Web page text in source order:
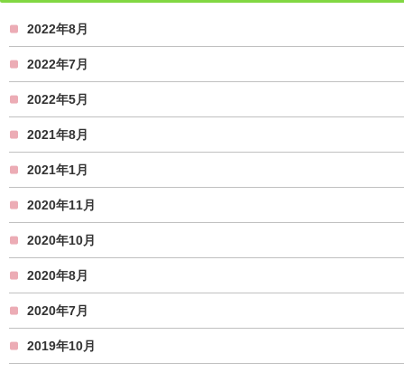
2022年8月
2022年7月
2022年5月
2021年8月
2021年1月
2020年11月
2020年10月
2020年8月
2020年7月
2019年10月